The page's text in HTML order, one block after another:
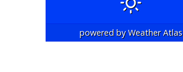
powered byWeather Atlas